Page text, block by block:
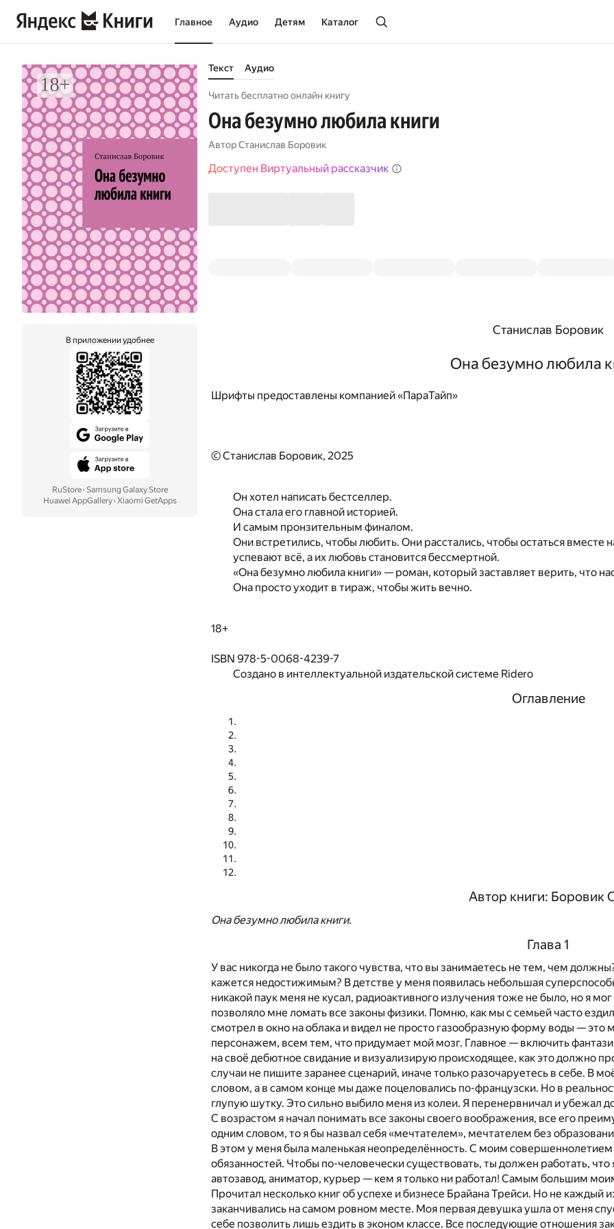
Главное Аудио Детям Каталог
В приложении удобнее
RuStore· Samsung Galaxy Store
Huawei AppGallery· Xiaomi GetApps
Текст Аудио
Читать бесплатно онлайн книгу
Она безумно любила книги
АвторСтанислав Боровик
Доступен Виртуальный рассказчик
Станислав Боровик
Она безумно любила
Шрифты предоставлены компанией «ПараТайп»
© Станислав Боровик, 2025
Он хотел написать бестселлер.
Она стала его главной историей.
И самым пронзительным финалом.
Они встретились, чтобы любить. Они расстались, чтобы остаться вместе
успевают всё, а их любовь становится бессмертной.
«Она безумно любила книги» — роман, который заставляет верить, что
Она просто уходит в тираж, чтобы жить вечно.
18+
ISBN 978-5-0068-4239-7
Создано в интеллектуальной издательской системе Ridero
Оглавление
Автор книги: Боровик
Она безумно любила книги.
Глава 1
У вас никогда не было такого чувства, что вы занимаетесь не тем, чем
кажется недостижимым? В детстве у меня появилась небольшая
никакой паук меня не кусал, радиоактивного излучения тоже не было, но я
позволяло мне ломать все законы физики. Помню, как мы с семьей часто
смотрел в окно на облака и видел не просто газообразную форму воды —
персонажем, всем тем, что придумает мой мозг. Главное — включить
на своё дебютное свидание и визуализирую происходящее, как это должно
случаи не пишите заранее сценарий, иначе только разочаруетесь в себе. В
словом, а в самом конце мы даже поцеловались по-французски. Но в
глупую шутку. Это сильно выбило меня из колеи. Я перенервничал и убежал
С возрастом я начал понимать все законы своего воображения, все его
одним словом, то я бы назвал себя «мечтателем», мечтателем без
В этом у меня была маленькая неопределённость. С моим
обязанностей. Чтобы по-человечески существовать, ты должен работать, что
автозавод, аниматор, курьер — кем я только ни работал! Самым большим
Прочитал несколько книг об успехе и бизнесе Брайана Трейси. Но не
заканчивались на самом ровном месте. Моя первая девушка ушла от меня
себе позволить лишь ездить в эконом классе. Все последующие отношения